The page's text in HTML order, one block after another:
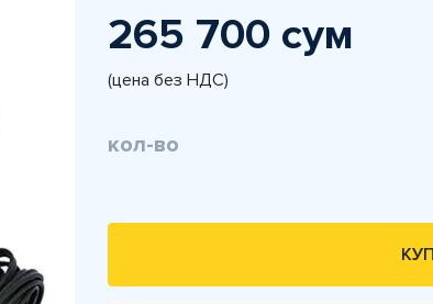
265 700 сум
(цена без НДС)
кол-во